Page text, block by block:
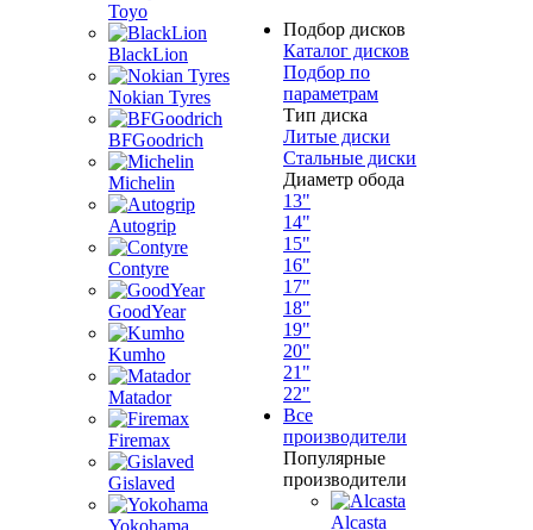
Toyo
BlackLion
Nokian Tyres
BFGoodrich
Michelin
Autogrip
Contyre
GoodYear
Kumho
Matador
Firemax
Gislaved
Yokohama
Подбор дисков
Каталог дисков
Подбор по
параметрам
Тип диска
Литые диски
Стальные диски
Диаметр обода
13"
14"
15"
16"
17"
18"
19"
20"
21"
22"
Все
производители
Популярные
производители
Alcasta